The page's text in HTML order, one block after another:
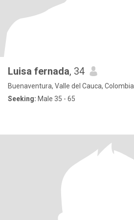
Luisa fernada, 34
Buenaventura, Valle del Cauca, Colombia
Seeking: Male 35 - 65